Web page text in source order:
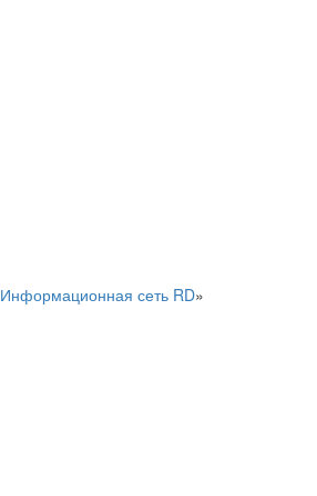
Информационная сеть RD»